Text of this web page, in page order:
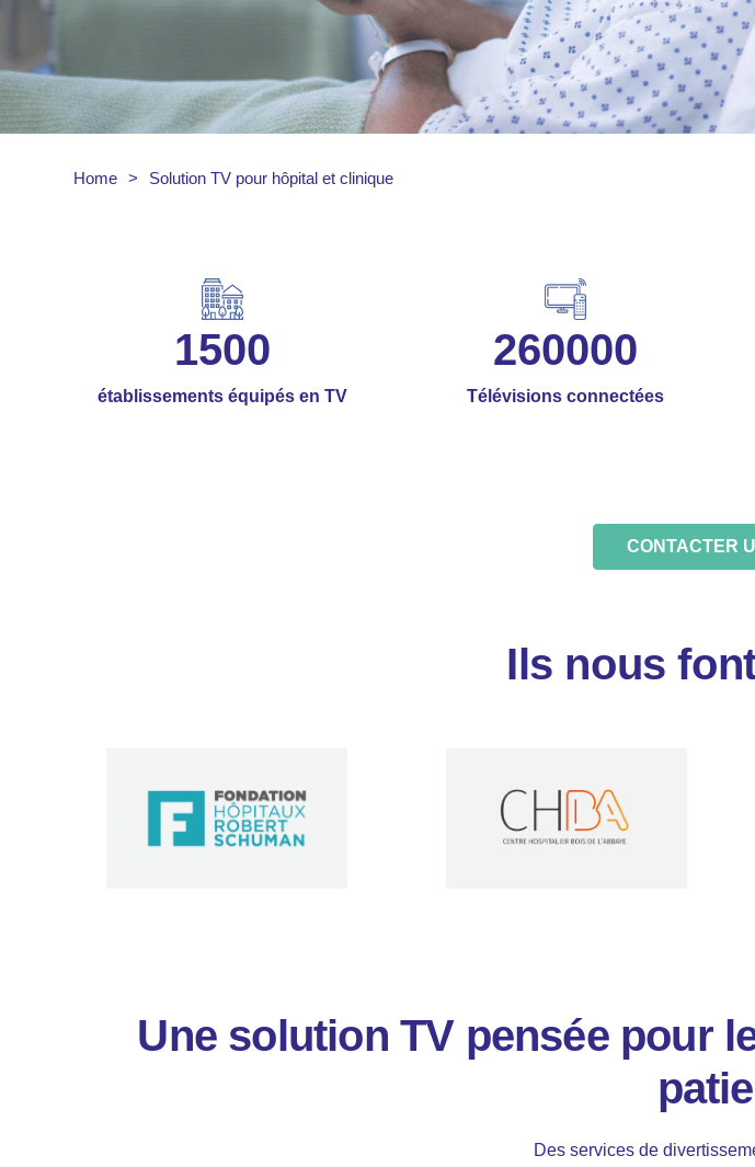
Home > Solution TV pour hôpital et clinique
1500
établissements équipés en TV
260000
Télévisions connectées
CONTACTER
Ils nous
Une solution TV pensée pour
Des services de